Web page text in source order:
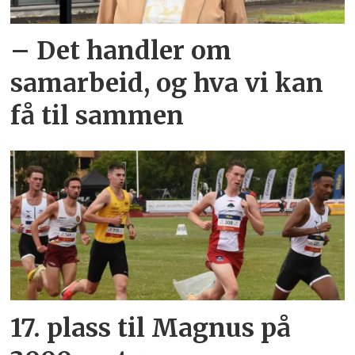
– Det handler om
samarbeid, og hva vi kan
få til sammen
17. plass til Magnus på